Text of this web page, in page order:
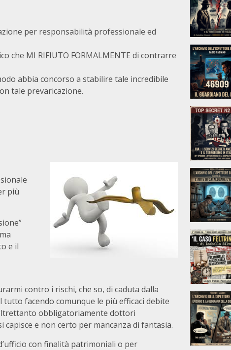
per responsabilità professionale ed
che MI RIFIUTO FORMALMENTE di contrarre
abbia concorso a stabilire tale incredibile
tale prevaricazione.
più
e il
contro i rischi, che so, di caduta dalla
tutto facendo comunque le più efficaci debite
obbligatoriamente dottori
e non certo per mancanza di fantasia.
con finalità patrimoniali o per